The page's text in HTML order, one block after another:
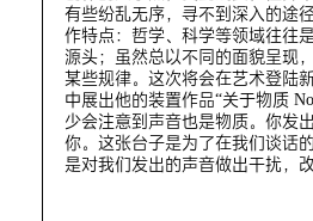
有些纷乱无序，寻不到深入的途
作特点：哲学、科学等领域往往
源头；虽然总以不同的面貌呈现
某些规律。这次将会在艺术登陆
中展出他的装置作品“关于物质
少会注意到声音也是物质。你发
你。这张台子是为了在我们谈话
是对我们发出的声音做出干扰，